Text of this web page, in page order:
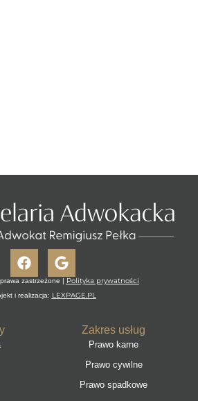
Facebook
Google
zastrzeżone | Polityka prywatności
i realizacja: LEXPAGE.PL
Zakres usług
Prawo karne
Prawo cywilne
Prawo spadkowe